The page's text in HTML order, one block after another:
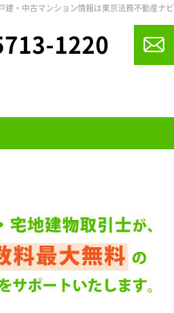
建・中古マンション情報は東京法務不動産ナビ
1220